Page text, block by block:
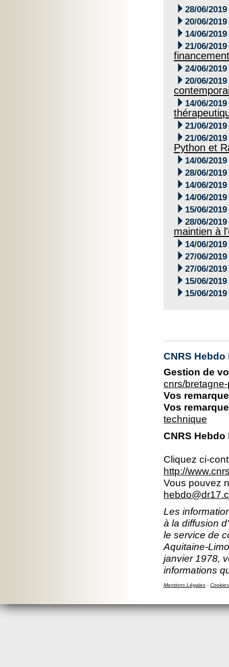
 28/06/2019
 20/06/2019
 14/06/2019
 21/06/2019
 24/06/2019
 20/06/2019
 14/06/2019
 21/06/2019
 21/06/2019
Python et
 14/06/2019
 28/06/2019
 14/06/2019
 14/06/2019
 15/06/2019
 28/06/2019
maintien à
 14/06/2019
 27/06/2019
 27/06/2019
 15/06/2019
 15/06/2019
CNRS
Gestion de
cnrs/
Vos
Vos
technique
CNRS
Cliquez ci-
http://
Vous pouvez
Les
à la diffusion
le service de
Aquitaine-
janvier 1978,
informations
Mentions Légales - Cookies